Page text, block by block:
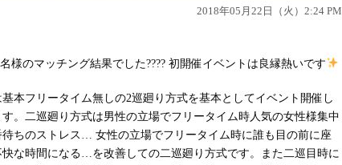
2018年05月22日（火）2:24 PM
様のマッチング結果でした???? 初開催イベントは良縁熱いです
基本フリータイム無しの2巡廻り方式を基本としてイベント開催し
。二巡廻り方式は男性の立場でフリータイム時人気の女性様集中
待ちのストレス… 女性の立場でフリータイム時に誰も目の前に座
快な時間になる…を改善しての二巡廻り方式です。また二巡目時に